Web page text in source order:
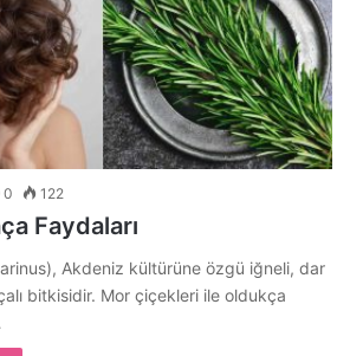
0 122
Faydaları
Akdeniz kültürüne özgü iğneli, dar
bitkisidir. Mor çiçekleri ile oldukça